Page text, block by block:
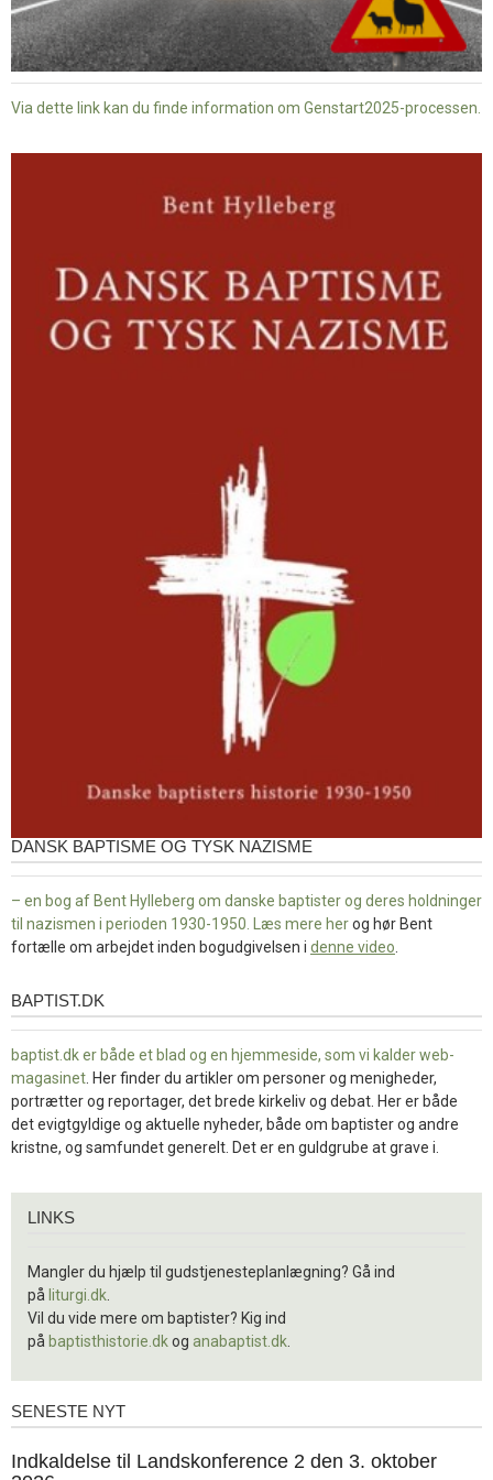
Via dette link kan du finde information om Genstart2025-processen.
DANSK BAPTISME OG TYSK NAZISME
– en bog af Bent Hylleberg om danske baptister og deres holdninger
til nazismen i perioden 1930-1950. Læs mere herog hør Bent
fortælle om arbejdet inden bogudgivelsen i denne video
baptist.dk
BAPTIST.DK
baptist.dk er både et blad og en hjemmeside, som vi kalder web-
magasinet . Her finder du artikler om personer og menigheder,
portrætter og reportager, det brede kirkeliv og debat. Her er både
det evigtgyldige og aktuelle nyheder, både om baptister og andre
kristne, og samfundet generelt. Det er en guldgrube at grave i.
LINKS
Mangler du hjælp til gudstjenesteplanlægning? Gå ind
på liturgi.dk
Vil du vide mere om baptister? Kig ind
på baptisthistorie.dkog anabaptist.dk
Seneste
SENESTE NYT
1.
jul.
Indkaldelse til Landskonference 2 den 3. oktober